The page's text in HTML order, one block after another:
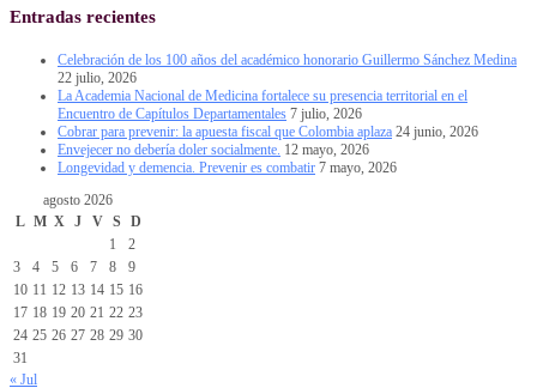
Entradas recientes
Celebración de los 100 años del académico honorario Guillermo Sánchez Medina
22 julio, 2026
La Academia Nacional de Medicina fortalece su presencia territorial en el
Encuentro de Capítulos Departamentales 7 julio, 2026
Cobrar para prevenir: la apuesta fiscal que Colombia aplaza 24 junio, 2026
Envejecer no debería doler socialmente. 12 mayo, 2026
Longevidad y demencia. Prevenir es combatir 7 mayo, 2026
agosto 2026
L M X J V S
D
1
2
3
4 5 6 7 8
9
10 11 12 13 14 15 16
17 18 19 20 21 22 23
24 25 26 27 28 29 30
31
« Jul